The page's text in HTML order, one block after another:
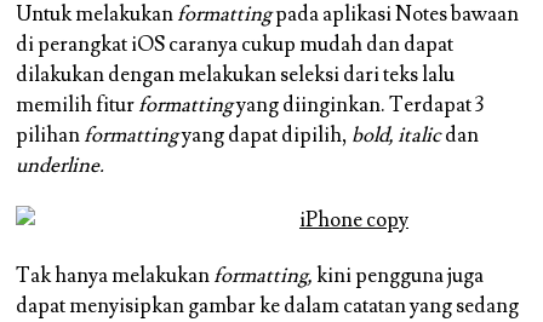
Untuk melakukanformattingpada aplikasi Notes bawaan
di perangkat iOS caranya cukup mudah dan dapat
dilakukan dengan melakukan seleksi dari teks lalu
memilih fiturformattingyang diinginkan. Terdapat 3
pilihanformattingyang dapat dipilih, bold, italicdan
underline.
Tak hanya melakukanformatting,kini pengguna juga
dapat menyisipkan gambar ke dalam catatan yang sedang